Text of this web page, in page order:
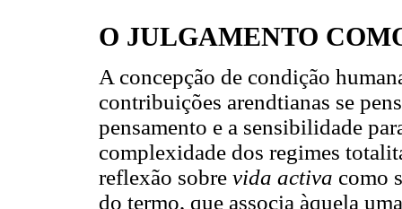
O JULGAMENTO
A concepção de condição
contribuições arendtianas se
pensamento e a sensibilidade
complexidade dos regimes
reflexão sobre vida activa como
do termo, que associa àquela